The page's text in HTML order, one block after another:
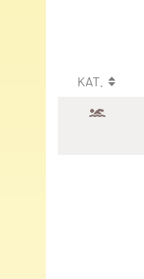
KAT.